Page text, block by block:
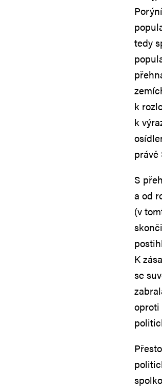
tedy
k
k
právě
S
a od
(v
K
se
oproti